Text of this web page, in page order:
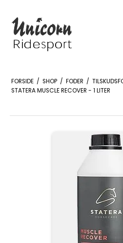
FORSIDE / SHOP / FODER /
STATERA MUSCLE RECOVER - 1 LITER